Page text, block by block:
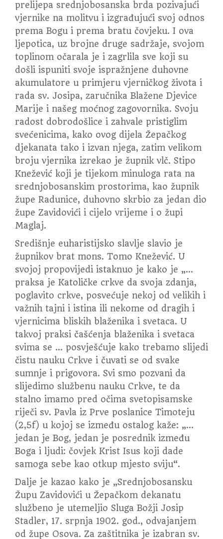
prelijepa srednjobosanska brda pozivajući
vjernike na molitvu i izgrađujući svoj odnos
prema Bogu i prema bratu čovjeku. I ova
ljepotica, uz brojne druge sadržaje, svojom
toplinom očarala je i zagrlila sve koji su
došli ispuniti svoje ispražnjene duhovne
akumulatore u primjeru vjerničkog života i
rada sv. Josipa, zaručnika Blažene Djevice
Marije i našeg moćnog zagovornika. Svoju
radost dobrodošlice i zahvale pristiglim
svećenicima, kako ovog dijela Žepačkog
djekanata tako i izvan njega, zatim velikom
broju vjernika izrekao je župnik vlč. Stipo
Knežević koji je tijekom minuloga rata na
srednjobosanskim prostorima, kao župnik
župe Radunice, duhovno skrbio za jedan dio
župe Zavidovići i cijelo vrijeme i o župi
Maglaj.
Središnje euharistijsko slavlje slavio je
župnikov brat mons. Tomo Knežević. U
svojoj propovijedi istaknuo je kako je „…
praksa je Katoličke crkve da svoja zdanja,
poglavito crkve, posvećuje nekoj od velikih i
važnih tajni i istina ili nekome od dragih i
vjernicima bliskih blaženika i svetaca. U
takvoj praksi čašćenja blaženika i svetaca
svima se … posvješćuje kako trebamo slijedi
čistu nauku Crkve i čuvati se od svake
sumnje i prigovora. Svi smo pozvani da
slijedimo službenu nauku Crkve, te da
stalno imamo pred očima svetopisamske
riječi sv. Pavla iz Prve poslanice Timoteju
(2,5f) u kojoj se između ostalog kaže: „…
jedan je Bog, jedan je posrednik između
Boga i ljudi: čovjek Krist Isus koji dade
samoga sebe kao otkup mjesto sviju“.
Dalje je kazao kako je „Srednjobosansku
Župu Zavidovići u Žepačkom dekanatu
službeno je utemeljio Sluga Božji Josip
Stadler, 17. srpnja 1902. god., odvajanjem
od župe Osova. Za zaštitnika je izabran sv.